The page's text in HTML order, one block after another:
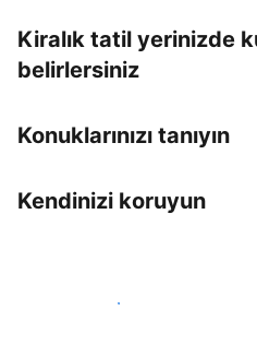
Kiralık tatil yerinizde
belirlersiniz
Konuklarınızı tanıyın
Kendinizi koruyun
Hemen tesis yayınla